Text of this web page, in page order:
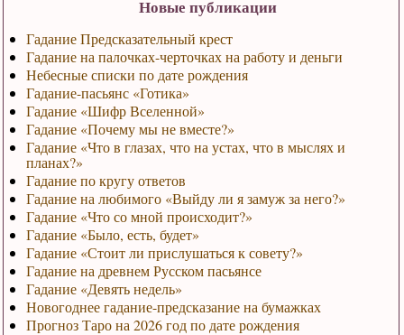
Новые публикации
Гадание Предсказательный крест
Гадание на палочках-черточках на работу и деньги
Небесные списки по дате рождения
Гадание-пасьянс «Готика»
Гадание «Шифр Вселенной»
Гадание «Почему мы не вместе?»
Гадание «Что в глазах, что на устах, что в мыслях и
планах?»
Гадание по кругу ответов
Гадание на любимого «Выйду ли я замуж за него?»
Гадание «Что со мной происходит?»
Гадание «Было, есть, будет»
Гадание «Стоит ли прислушаться к совету?»
Гадание на древнем Русском пасьянсе
Гадание «Девять недель»
Новогоднее гадание-предсказание на бумажках
Прогноз Таро на 2026 год по дате рождения